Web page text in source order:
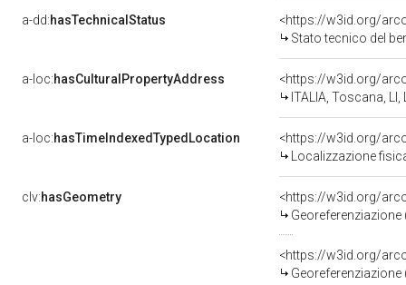
a-dd:hasTechnicalStatus
<https://w3id.org/
Stato tecnico del
a-loc:hasCulturalPropertyAddress
<https://w3id.org/
ITALIA, Toscana,
a-loc:hasTimeIndexedTypedLocation
<https://w3id.org/
Localizzazione
clv:hasGeometry
<https://w3id.org/
<https://w3id.org/
Georeferenziazione